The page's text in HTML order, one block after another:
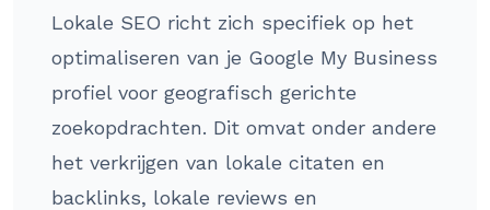
Lokale SEO richt zich specifiek op het
optimaliseren van je Google My Business
profiel voor geografisch gerichte
zoekopdrachten. Dit omvat onder andere
het verkrijgen van lokale citaten en
backlinks, lokale reviews en